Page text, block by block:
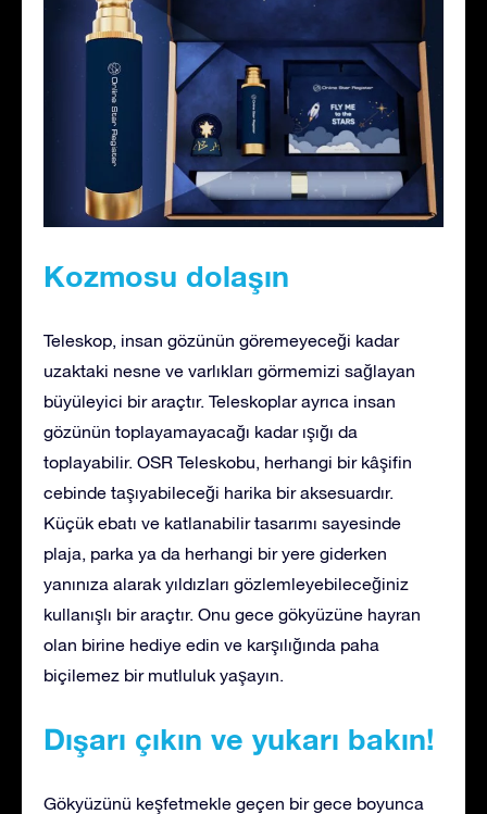
Kozmosu dolaşın
Teleskop, insan gözünün göremeyeceği kadar
uzaktaki nesne ve varlıkları görmemizi sağlayan
büyüleyici bir araçtır. Teleskoplar ayrıca insan
gözünün toplayamayacağı kadar ışığı da
toplayabilir. OSR Teleskobu, herhangi bir kâşifin
cebinde taşıyabileceği harika bir aksesuardır.
Küçük ebatı ve katlanabilir tasarımı sayesinde
plaja, parka ya da herhangi bir yere giderken
yanınıza alarak yıldızları gözlemleyebileceğiniz
kullanışlı bir araçtır. Onu gece gökyüzüne hayran
olan birine hediye edin ve karşılığında paha
biçilemez bir mutluluk yaşayın.
Dışarı çıkın ve yukarı bakın!
Gökyüzünü keşfetmekle geçen bir gece boyunca